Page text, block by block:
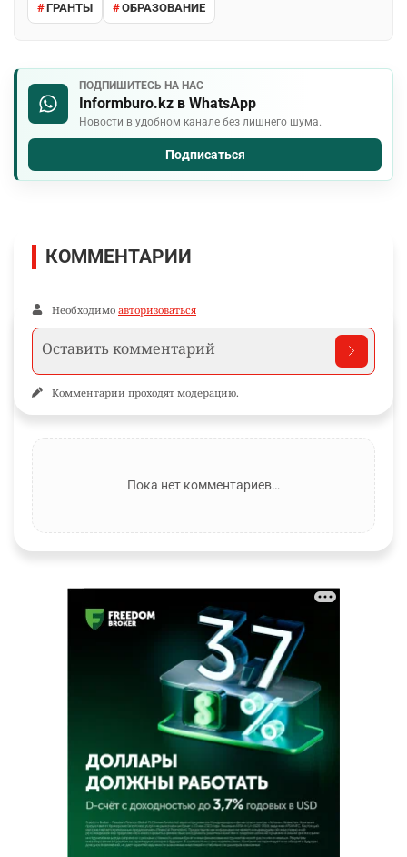
ГРАНТЫ ОБРАЗОВАНИЕ
ПОДПИШИТЕСЬ НА НАС
Informburo.kz в WhatsApp
Новости в удобном канале без лишнего шума.
Подписаться
КОММЕНТАРИИ
Необходимо авторизоваться
Комментарии проходят модерацию.
Пока нет комментариев…